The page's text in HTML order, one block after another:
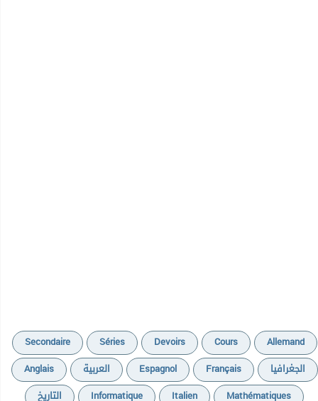
Secondaire Séries Devoirs Cours
Allemand
Anglais
العربية Espagnol Français
الجغرافيا
التاريخ
Informatique Italien
Mathématiques